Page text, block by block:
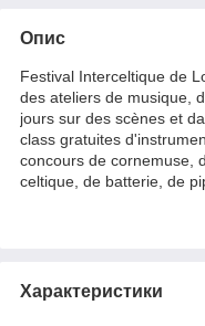
Опис
Festival Interceltique de
des ateliers de musique,
jours sur des scènes et
class gratuites
concours de cornemuse,
celtique, de batterie, de
Характеристики